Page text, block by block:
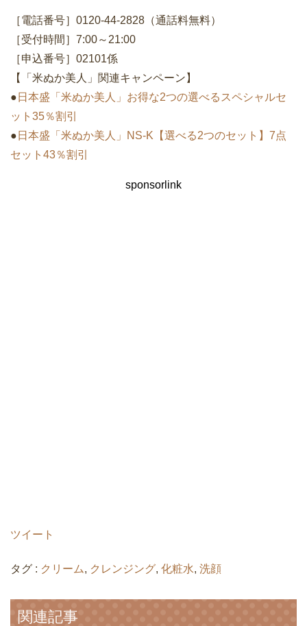
［電話番号］0120-44-2828（通話料無料）
［受付時間］7:00～21:00
［申込番号］02101係
【「米ぬか美人」関連キャンペーン】
● 日本盛「米ぬか美人」お得な2つの選べるスペシャルセ
ット35％割引
● 日本盛「米ぬか美人」NS-K【選べる2つのセット】7点
セット43％割引
sponsorlink
ツイート
タグ : クリーム, クレンジング, 化粧水, 洗顔
関連記事